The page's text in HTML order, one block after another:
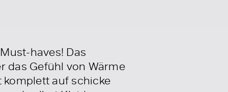
haves! Das
das Gefühl von Wärme
auf schicke